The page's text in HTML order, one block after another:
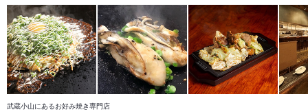
武蔵小山にあるお好み焼き専門店